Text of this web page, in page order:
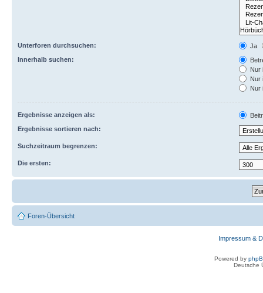
Unterforen durchsuchen:
Ja
Innerhalb suchen:
Nur
Nur
Nur
Ergebnisse anzeigen als:
Ergebnisse sortieren nach:
Suchzeitraum begrenzen:
Die ersten:
Foren-Übersicht
Impressum &
Powered by
Deutsche